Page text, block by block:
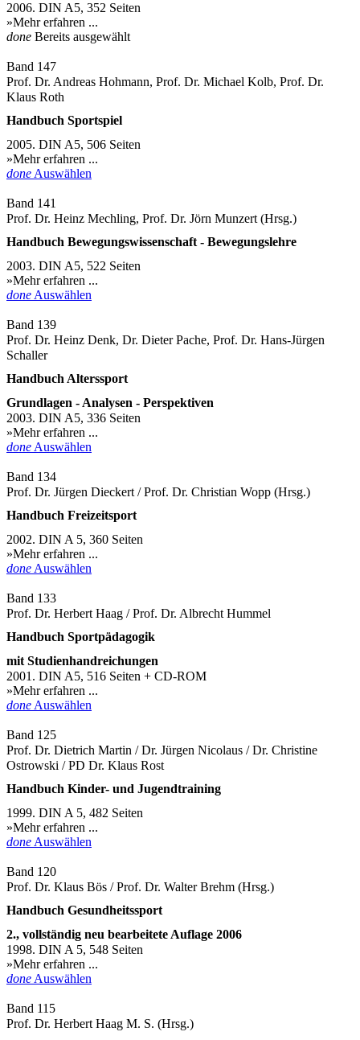
2006. DIN A5, 352 Seiten
»Mehr erfahren ...
done Bereits ausgewählt
Band 147
Prof. Dr. Andreas Hohmann, Prof. Dr. Michael Kolb, Prof. Dr.
Klaus Roth
Handbuch Sportspiel
2005. DIN A5, 506 Seiten
»Mehr erfahren ...
done Auswählen
Band 141
Prof. Dr. Heinz Mechling, Prof. Dr. Jörn Munzert (Hrsg.)
Handbuch Bewegungswissenschaft - Bewegungslehre
2003. DIN A5, 522 Seiten
»Mehr erfahren ...
done Auswählen
Band 139
Prof. Dr. Heinz Denk, Dr. Dieter Pache, Prof. Dr. Hans-Jürgen
Schaller
Handbuch Alterssport
Grundlagen - Analysen - Perspektiven
2003. DIN A5, 336 Seiten
»Mehr erfahren ...
done Auswählen
Band 134
Prof. Dr. Jürgen Dieckert / Prof. Dr. Christian Wopp (Hrsg.)
Handbuch Freizeitsport
2002. DIN A 5, 360 Seiten
»Mehr erfahren ...
done Auswählen
Band 133
Prof. Dr. Herbert Haag / Prof. Dr. Albrecht Hummel
Handbuch Sportpädagogik
mit Studienhandreichungen
2001. DIN A5, 516 Seiten + CD-ROM
»Mehr erfahren ...
done Auswählen
Band 125
Prof. Dr. Dietrich Martin / Dr. Jürgen Nicolaus / Dr. Christine
Ostrowski / PD Dr. Klaus Rost
Handbuch Kinder- und Jugendtraining
1999. DIN A 5, 482 Seiten
»Mehr erfahren ...
done Auswählen
Band 120
Prof. Dr. Klaus Bös / Prof. Dr. Walter Brehm (Hrsg.)
Handbuch Gesundheitssport
2., vollständig neu bearbeitete Auflage 2006
1998. DIN A 5, 548 Seiten
»Mehr erfahren ...
done Auswählen
Band 115
Prof. Dr. Herbert Haag M. S. (Hrsg.)